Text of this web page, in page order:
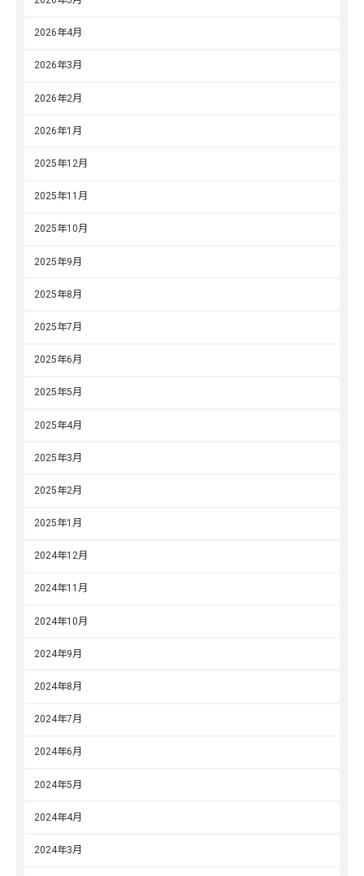
2026年4月
2026年3月
2026年2月
2026年1月
2025年12月
2025年11月
2025年10月
2025年9月
2025年8月
2025年7月
2025年6月
2025年5月
2025年4月
2025年3月
2025年2月
2025年1月
2024年12月
2024年11月
2024年10月
2024年9月
2024年8月
2024年7月
2024年6月
2024年5月
2024年4月
2024年3月